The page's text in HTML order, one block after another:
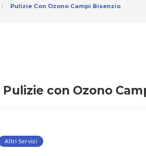
Pulizie Con Ozono Campi Bisenzio
Pulizie con Ozono
Altri Servizi